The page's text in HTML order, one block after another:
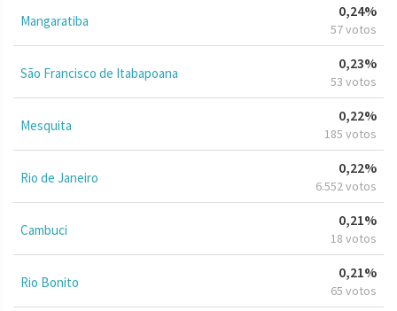
Mangaratiba
0,24%
57 votos
São Francisco de Itabapoana
0,23%
53 votos
Mesquita
0,22%
185 votos
Rio de Janeiro
0,22%
6.552 votos
Cambuci
0,21%
18 votos
Rio Bonito
0,21%
65 votos